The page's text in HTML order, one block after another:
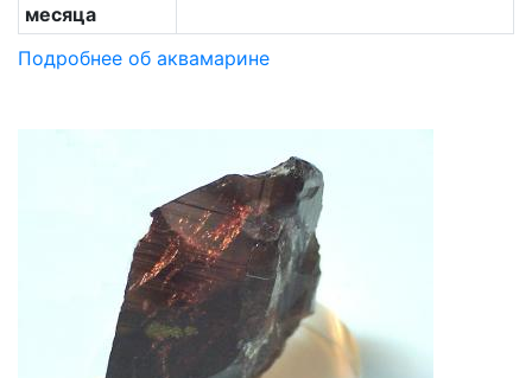
месяца
Подробнее об аквамарине